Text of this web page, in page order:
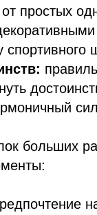
от простых
больших